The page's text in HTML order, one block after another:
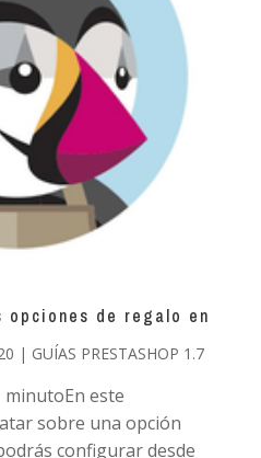
opciones de regalo en
| GUÍAS PRESTASHOP 1.7
minutoEn este
sobre una opción
configurar desde